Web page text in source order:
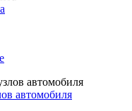
автомобиля